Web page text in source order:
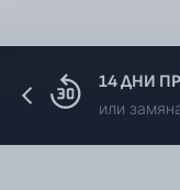
14 ДНИ
или